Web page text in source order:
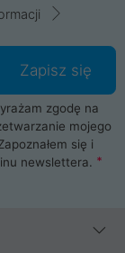
Zapisz się
zgodę na
mojego
się i
newslettera.